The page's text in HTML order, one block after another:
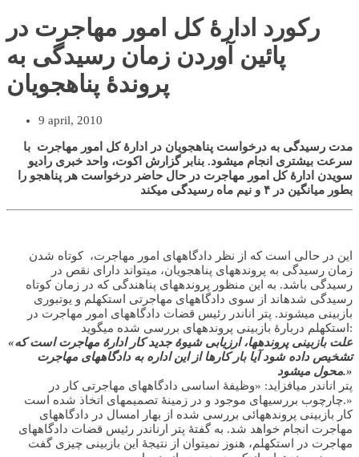
رکورد ادارۀ کل امور مهاجرت در
پائین آوردن زمان رسیدگی به
پروندۀ پناهجویان
9 april, 2010
مدت رسیدگی به درخواست پناهجویان در ادارۀ کل امور مهاجرت با
سرعت بیشتری انجام می­شود. بنابر گزارش اکوت، واحد خبری رادیو
سويدن ادارۀ کل امور مهاجرت در حال حاضر درخواست هر پناهجو را
بطور میانگین در ۴ و نیم ماه رسیدگی می­کند
این در حالی است که از نظر دادگاه­های امور مهاجرت، کوتاه شدن
زمان رسیدگی به پرونده­های پناهجویان، می­تواند دارای نقص در
رسیدگی باشد. به این منظور پرونده­های پناهندگی که در زمان کوتاه
رسیدگی شده­اند از سوی دادگاه­های مهاجرتی استکهلم و یوتبوری
بازبینی می­شوند. پتر اناندر رئیس قضات دادگاه­های امور مهاجرت در
استکهلم دربارۀ بازبینی پرونده­های بررسی شده می­گوید:
«علت بازبینی پرونده­ها، ارزیابی شیوۀ جدید کار ادارۀ مهاجرت است که
تشخیص داده شود آیا بار کارها از این اداره به دادگاه­های مهاجرت
محول می­شود.»
پتر اناندر می­افزاید: «وظیفۀ اساسی دادگاه­های مهاجرتی کار در
چارچوب بررسی­های موجود و در زمینۀ تصمیم­های اتخاذ شده است.»
کار بازبینی پرونده­هائی بررسی شده از بهار امسال در دادگاه­های
مهاجرت انجام خواهد شد. به گفتۀ پتر ارناندر رئیس قضات دادگاه­های
مهاجرت در استکهلم، هنوز نمی­توان از نتیجۀ این بازبینی چیزی گفت